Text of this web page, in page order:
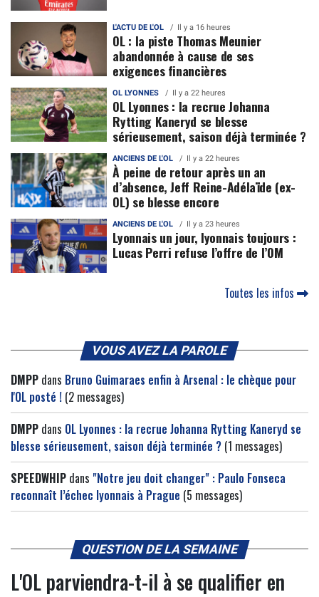
L'ACTU DE L'OL Il y a 16 heures
OL : la piste Thomas Meunier
abandonnée à cause de ses
exigences financières
OL LYONNES Il y a 22 heures
OL Lyonnes : la recrue Johanna
Rytting Kaneryd se blesse
sérieusement, saison déjà terminée ?
ANCIENS DE L'OL Il y a 22 heures
À peine de retour après un an
d’absence, Jeff Reine-Adélaïde (ex-
OL) se blesse encore
ANCIENS DE L'OL Il y a 23 heures
Lyonnais un jour, lyonnais toujours :
Lucas Perri refuse l’offre de l’OM
Toutes les infos
VOUS AVEZ LA PAROLE
DMPP dans Bruno Guimaraes enfin à Arsenal : le chèque pour
l'OL posté ! (2 messages)
DMPP dans OL Lyonnes : la recrue Johanna Rytting Kaneryd se
blesse sérieusement, saison déjà terminée ? (1 messages)
SPEEDWHIP dans "Notre jeu doit changer" : Paulo Fonseca
reconnaît l’échec lyonnais à Prague (5 messages)
QUESTION DE LA SEMAINE
L'OL parviendra-t-il à se qualifier en